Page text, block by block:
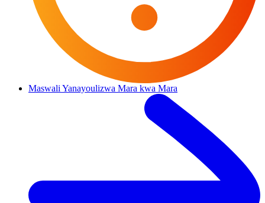
Maswali Yanayoulizwa Mara kwa Mara